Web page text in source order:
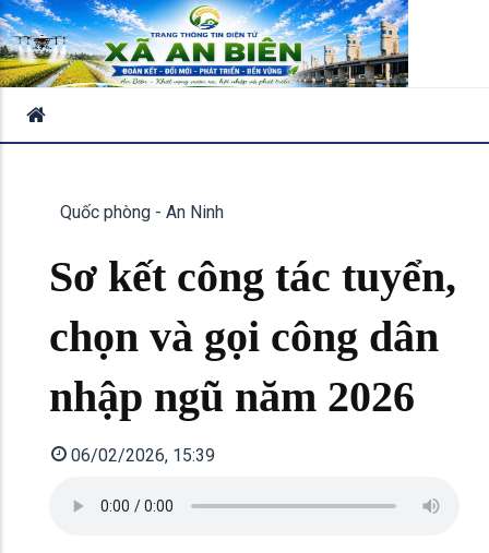
Quốc phòng - An Ninh
Sơ kết công tác tuyển,
chọn và gọi công dân
nhập ngũ năm 2026
06/02/2026, 15:39